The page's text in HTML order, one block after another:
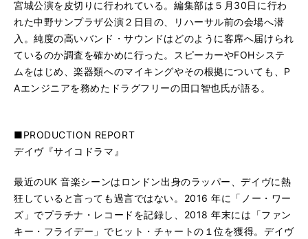
宮城公演を皮切りに行われている。編集部は５月30日に行わ
れた中野サンプラザ公演２日目の、リハーサル前の会場へ潜
入。純度の高いバンド・サウンドはどのように客席へ届けられ
ているのか調査を確かめに行った。スピーカーやFOHシステ
ムをはじめ、楽器類へのマイキングやその根拠についても、P
Aエンジニアを務めたドラグフリーの田口智也氏が語る。
■PRODUCTION REPORT
デイヴ『サイコドラマ』
最近のUK 音楽シーンはロンドン出身のラッパー、デイヴに熱
狂していると言っても過言ではない。2016 年に「ノー・ワー
ズ」でプラチナ・レコードを記録し、2018 年末には「ファン
キー・フライデー」でヒット・チャートの１位を獲得。デイヴ